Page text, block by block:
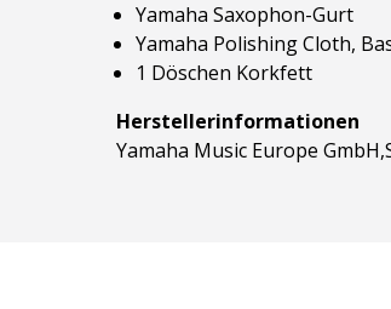
Yamaha Saxophon-Gurt
Yamaha Polishing Cloth,
1 Döschen Korkfett
Herstellerinformationen
Yamaha Music Europe